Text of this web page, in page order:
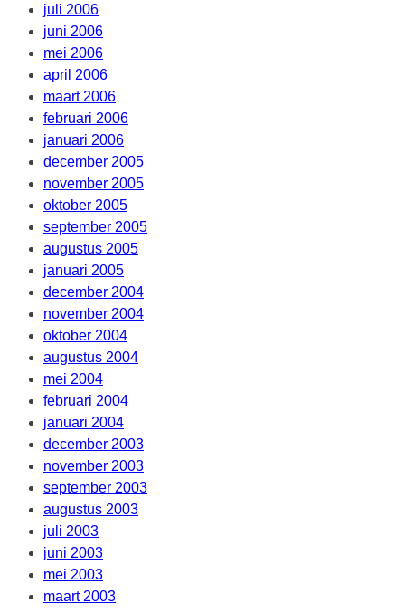
juli 2006
juni 2006
mei 2006
april 2006
maart 2006
februari 2006
januari 2006
december 2005
november 2005
oktober 2005
september 2005
augustus 2005
januari 2005
december 2004
november 2004
oktober 2004
augustus 2004
mei 2004
februari 2004
januari 2004
december 2003
november 2003
september 2003
augustus 2003
juli 2003
juni 2003
mei 2003
maart 2003